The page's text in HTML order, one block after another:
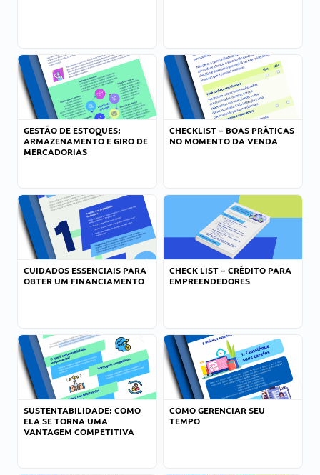
GESTÃO DE ESTOQUES:
ARMAZENAMENTO E GIRO DE
MERCADORIAS
CHECKLIST – BOAS PRÁTICAS
NO MOMENTO DA VENDA
CUIDADOS ESSENCIAIS PARA
OBTER UM FINANCIAMENTO
CHECK LIST – CRÉDITO PARA
EMPREENDEDORES
SUSTENTABILIDADE: COMO
ELA SE TORNA UMA
VANTAGEM COMPETITIVA
COMO GERENCIAR SEU
TEMPO